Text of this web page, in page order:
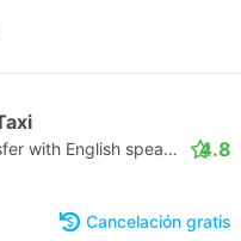
Daytrip private transfer with English speaking driver 4.8
Cancelación gratis